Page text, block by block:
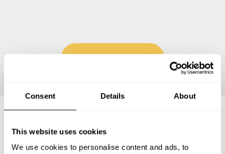
Consent Details About
This website uses cookies
We use cookies to personalise content and ads, to
Personalizar Menú
Preguntas frecuentes